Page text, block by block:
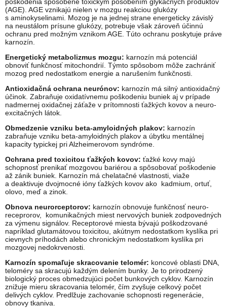
poškodenia spôsobené toxickým pôsobením glykačných produktov
(AGE). AGE vznikajú nielen v mozgu reakciou glukózy
s aminokyselinami. Mozog je na jednej strane energeticky závislý
na neustálom prísune glukózy, potrebuje však zároveň účinnú
ochranu pred možným vznikom AGE. Túto ochranu poskytuje práve
karnozín.
Energetický metabolizmus mozgu: karnozín má potenciál
obnoviť funkčnosť mitochondrií. Týmto spôsobom môže zachrániť
mozog pred nedostatkom energie a narušením funkčnosti.
Antioxidačná ochrana neurónov: karnozín má silný antioxidačný
účinok. Zabraňuje oxidatívnemu poškodeniu buniek aj v prípade
nadmernej oxidačnej záťaže v prítomnosti ťažkých kovov a neuro-
excitačných látok.
Obmedzenie vzniku beta-amyloidných plakov: karnozín
zabraňuje vzniku beta-amyloidných plakov a úbytku mentálnej
kapacity typickej pri Alzheimerovom syndróme.
Ochrana pred toxicitou ťažkých kovov: ťažké kovy majú
schopnosť prenikať mozgovou bariérou a spôsobovať poškodenie
až zánik buniek. Karnozín má chelatačné vlastnosti, viaže
a deaktivuje dvojmocné ióny ťažkých kovov ako kadmium, ortuť,
olovo, meď a zinok.
Obnova neurorceptorov: karnozín obnovuje funkčnosť neuro-
receprorov, komunikačných miest nervových buniek zodpovedných
za výmenu signálov. Receptorové miesta bývajú poškodzované
napríklad glutamátovou toxicitou, akútnym nedostatkom kyslíka pri
cievnych príhodách alebo chronickým nedostatkom kyslíka pri
mozgovej nedokrvenosti.
Karnozín spomaľuje skracovanie telomér: koncové oblasti DNA,
teloméry sa skracujú každým delením bunky. Je to prirodzený
biologický proces obmedzujúci počet bunkových cyklov. Karnozín
znižuje mieru skracovania telomér, čím zvyšuje celkový počet
delivých cyklov. Predlžuje zachovanie schopnosti regenerácie,
obnovy tkaniva.